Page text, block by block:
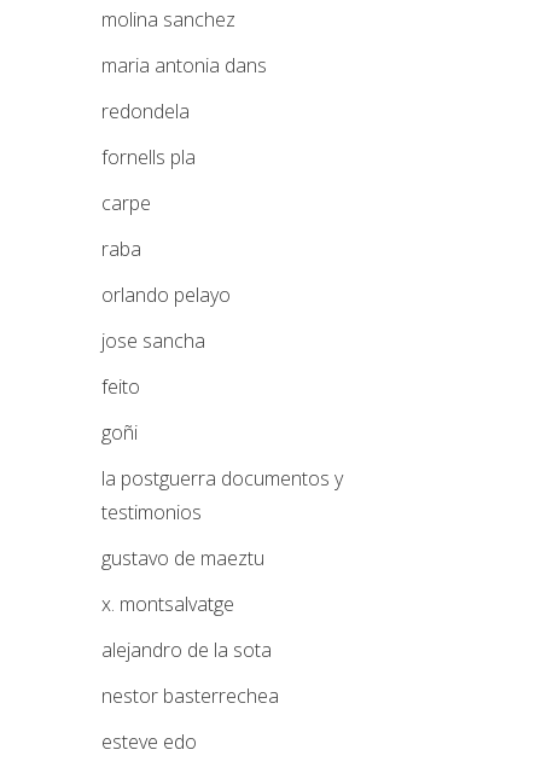
molina sanchez
maria antonia dans
redondela
fornells pla
carpe
raba
orlando pelayo
jose sancha
feito
goñi
la postguerra documentos y
testimonios
gustavo de maeztu
x. montsalvatge
alejandro de la sota
nestor basterrechea
esteve edo